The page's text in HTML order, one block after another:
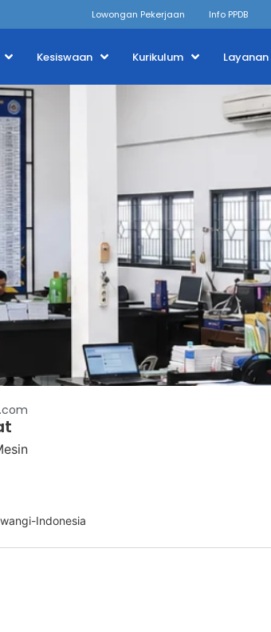
Lowongan Pekerjaan Info PPDB
Kesiswaan Kurikulum Layanan
Indonesia